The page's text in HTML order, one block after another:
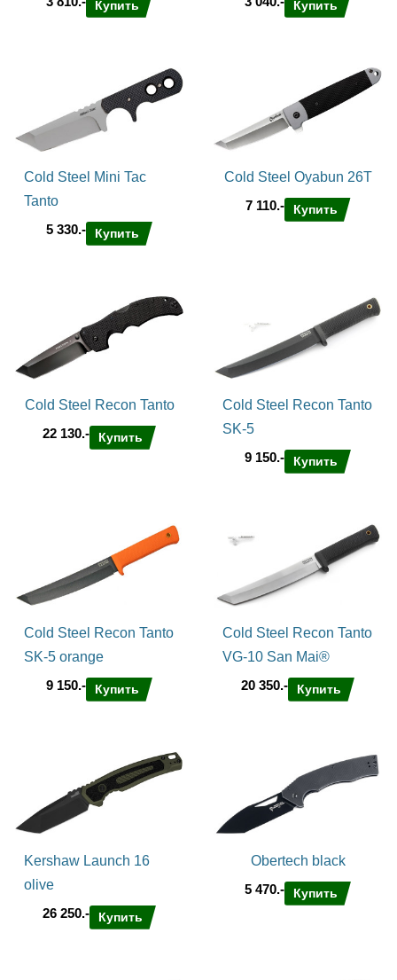
Купить Купить
Cold Steel Mini Tac
Tanto
5 330.-
Купить
Cold Steel Oyabun 26T
7 110.-
Купить
Cold Steel Recon Tanto
22 130.-
Купить
Cold Steel Recon Tanto
SK-5
9 150.-
Купить
Cold Steel Recon Tanto
SK-5 orange
9 150.-
Купить
Cold Steel Recon Tanto
VG-10 San Mai®
20 350.-
Купить
Kershaw Launch 16
olive
26 250.-
Купить
Obertech black
5 470.-
Купить